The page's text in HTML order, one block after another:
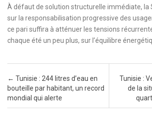
À défaut de solution structurelle immédiate, la
sur la responsabilisation progressive des
ce pari suffira à atténuer les tensions
chaque été un peu plus, sur l’équilibre
Post navigation
← Tunisie : 244 litres d’eau en
bouteille par habitant, un record
mondial qui alerte
Tunisie :
de la